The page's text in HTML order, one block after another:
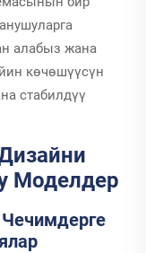
алабыз жана
көчөшүүсүн
стабилдүү
Моделдер
Чечимдерге